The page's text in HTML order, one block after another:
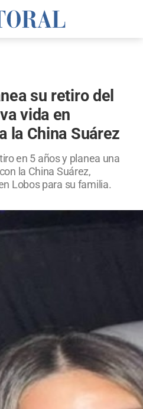
su retiro del
vida en
la China Suárez
en 5 años y planea una
la China Suárez,
Lobos para su familia.